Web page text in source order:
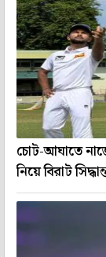
চোট-আঘাতে
নিয়ে বিরাট